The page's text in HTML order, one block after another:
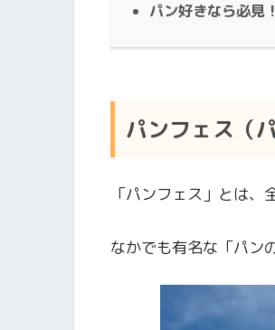
パン好きなら必見
パンフェス（
「パンフェス」とは
なかでも有名な「パン